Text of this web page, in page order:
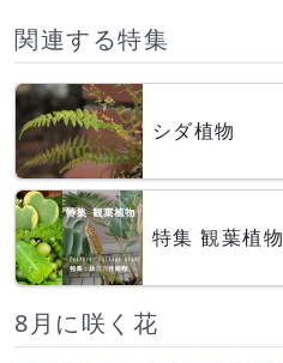
関連する特集
シダ植物
特集 観葉植物
8月に咲く花